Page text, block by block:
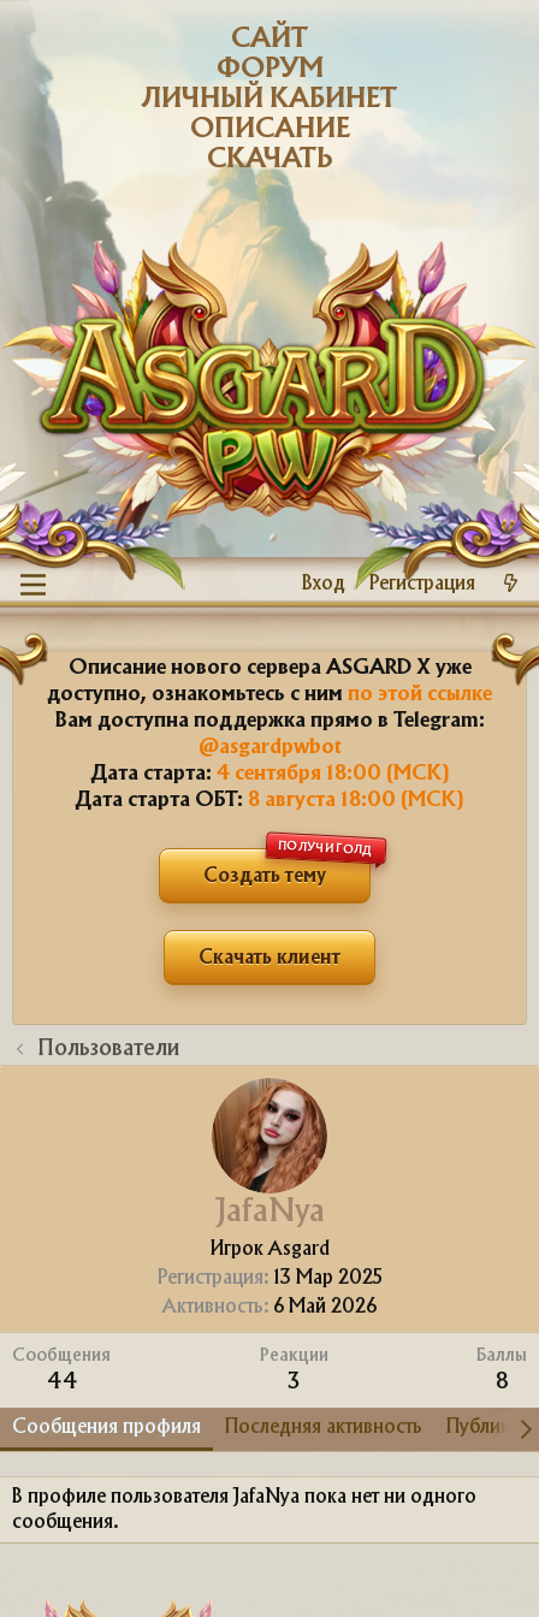
САЙТ
ФОРУМ
ЛИЧНЫЙ КАБИНЕТ
ОПИСАНИЕ
СКАЧАТЬ
Вход Регистрация
Описание нового сервера ASGARD X уже
доступно, ознакомьтесь с ним по этой ссылке
Вам доступна поддержка прямо в Telegram:
@asgardpwbot
Дата старта: 4 сентября 18:00 (МСК)
Дата старта ОБТ: 8 августа 18:00 (МСК)
Создать тему
ПОЛУЧИ ГОЛД
Скачать клиент
Пользователи
JafaNya
Игрок Asgard
Регистрация
13 Мар 2025
Активность
6 Май 2026
Сообщения
44
Реакции
3
Баллы
8
Сообщения профиля Последняя активность
В профиле пользователя JafaNya пока нет ни одного
сообщения.